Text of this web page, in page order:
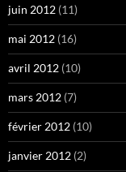
juin 2012 (11)
mai 2012 (16)
avril 2012 (10)
mars 2012 (7)
février 2012 (10)
janvier 2012 (2)